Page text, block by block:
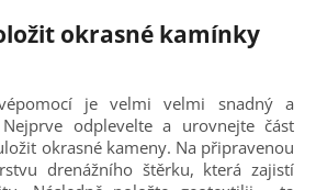
okrasné kamínky
je velmi velmi snadný a
odplevelte a urovnejte část
okrasné kameny. Na připravenou
drenážního štěrku, která zajistí